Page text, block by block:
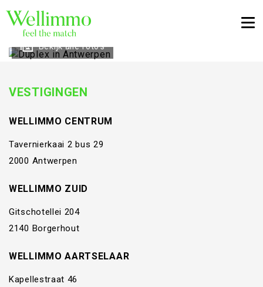
Bekijk alle foto's
VESTIGINGEN
WELLIMMO CENTRUM
Tavernierkaai 2 bus 29
2000 Antwerpen
WELLIMMO ZUID
Gitschotellei 204
2140 Borgerhout
WELLIMMO AARTSELAAR
Kapellestraat 46